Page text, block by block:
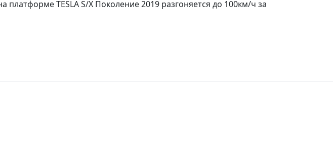
TESLA S/X Поколение 2019 разгоняется до 100км/ч за